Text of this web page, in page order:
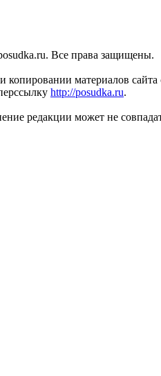
Все права защищены.
копировании материалов сайта
http://posudka.ru.
редакции может не